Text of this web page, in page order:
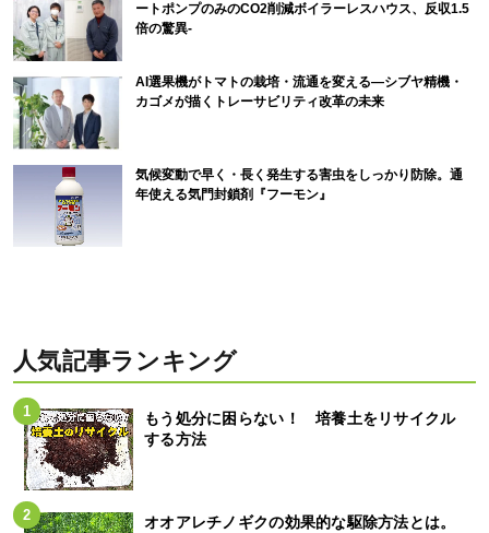
ートポンプのみのCO2削減ボイラーレスハウス、反収1.5
倍の驚異-
AI選果機がトマトの栽培・流通を変える―シブヤ精機・
カゴメが描くトレーサビリティ改革の未来
気候変動で早く・長く発生する害虫をしっかり防除。通
年使える気門封鎖剤『フーモン』
人気記事ランキング
もう処分に困らない！ 培養土をリサイクル
する方法
オオアレチノギクの効果的な駆除方法とは。